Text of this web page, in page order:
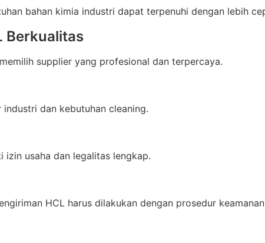
bahan kimia industri dapat terpenuhi dengan lebih
Berkualitas
supplier yang profesional dan terpercaya.
dan kebutuhan cleaning.
usaha dan legalitas lengkap.
HCL harus dilakukan dengan prosedur